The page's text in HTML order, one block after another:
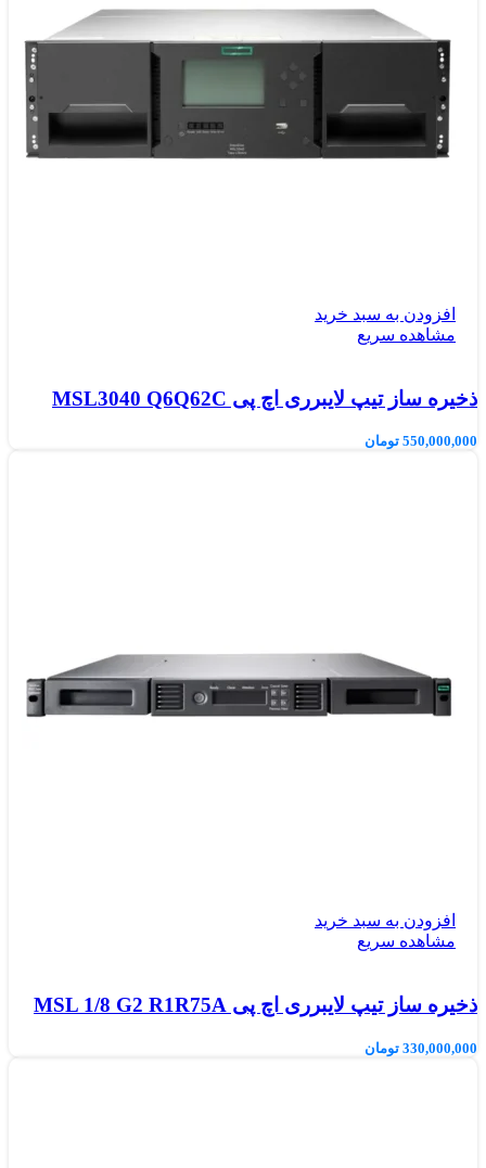
افزودن به سبد خرید
مشاهده سریع
ذخیره ساز تیپ لایبرری اچ پی MSL3040 Q6Q62C
550,000,000 تومان
افزودن به سبد خرید
مشاهده سریع
ذخیره ساز تیپ لایبرری اچ پی MSL 1/8 G2 R1R75A
330,000,000 تومان